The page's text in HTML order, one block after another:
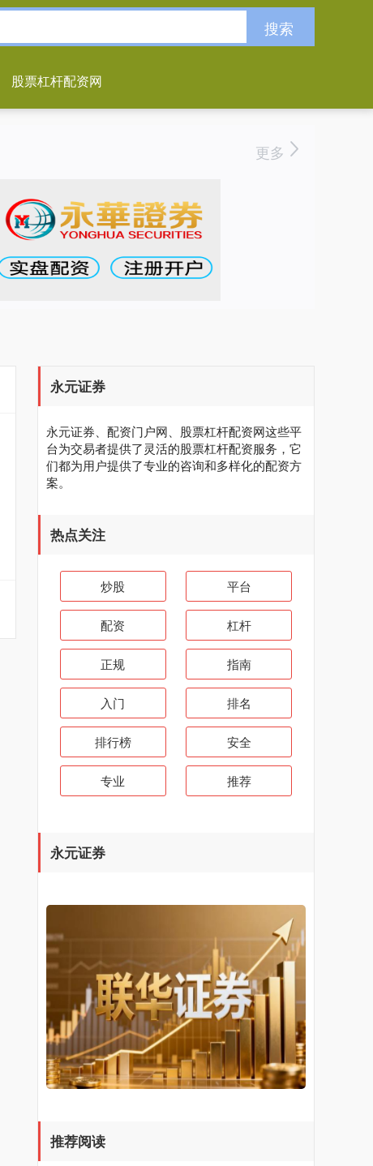
搜索
股票杠杆配资网
更多
永元证券
永元证券、配资门户网、股票杠杆配资网这些平
台为交易者提供了灵活的股票杠杆配资服务，它
们都为用户提供了专业的咨询和多样化的配资方
案。
热点关注
炒股 平台
配资 杠杆
正规 指南
入门 排名
排行榜 安全
专业 推荐
永元证券
推荐阅读